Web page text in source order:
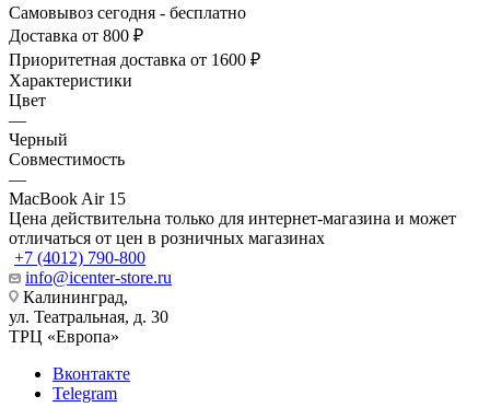
Самовывоз сегодня - бесплатно
Доставка от 800 ₽
Приоритетная доставка от 1600 ₽
Характеристики
Цвет
—
Черный
Совместимость
—
MacBook Air 15
Цена действительна только для интернет-магазина и может
отличаться от цен в розничных магазинах
+7 (4012) 790-800
info@icenter-store.ru
Калининград,
ул. Театральная, д. 30
ТРЦ «Европа»
Вконтакте
Telegram